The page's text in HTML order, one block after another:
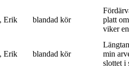
Erik blandad kör
platt
viker
Erik blandad kör
min
slottet i